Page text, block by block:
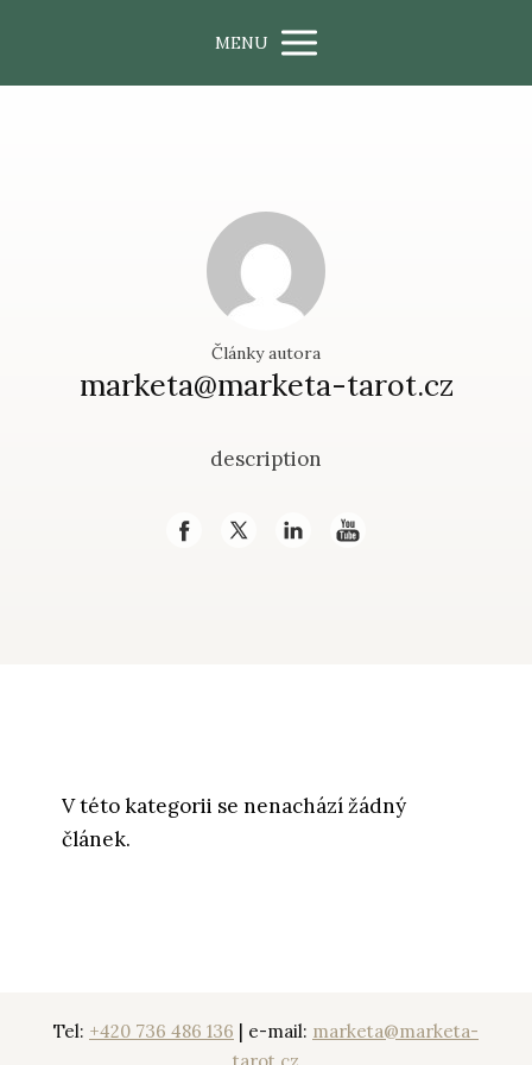
MENU
Články autora
marketa@marketa-tarot.cz
description
V této kategorii se nenachází žádný
článek.
Tel: +420 736 486 136 | e-mail: marketa@marketa-